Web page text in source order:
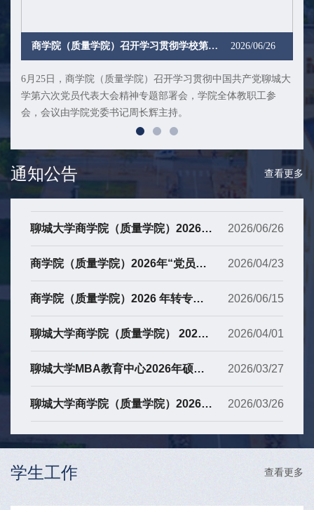
商学院（质量学院）召开学习贯彻学校第六次党代会精神专题会议 2026/06/26
6月25日，商学院（质量学院）召开学习贯彻中国共产党聊城大
学第六次党员代表大会精神专题部署会，学院全体教职工参
会，会议由学院党委书记周长辉主持。
通知公告 查看更多
聊城大学商学院（质量学院）2026年转专业拟接收学生名单公示 2026/06/26
商学院（质量学院）2026年“党员宿舍”创建工作方案规划 2026/04/23
商学院（质量学院）2026 年转专业工作方案 2026/06/15
聊城大学商学院（质量学院） 2026年硕士研究生调剂复试录取公告 2026/04/01
聊城大学MBA教育中心2026年硕士研究生复试录取实施方案 2026/03/27
聊城大学商学院（质量学院）2026年硕士研究生复试录取实施方案 2026/03/26
学生工作 查看更多